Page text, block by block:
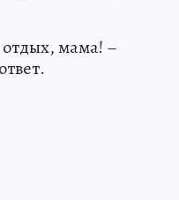
мама! –